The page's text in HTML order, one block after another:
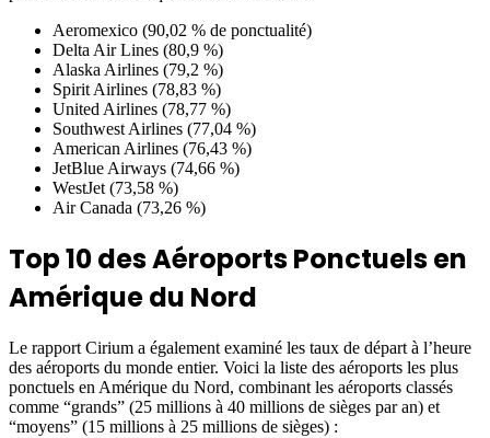
Aeromexico (90,02 % de ponctualité)
Delta Air Lines (80,9 %)
Alaska Airlines (79,2 %)
Spirit Airlines (78,83 %)
United Airlines (78,77 %)
Southwest Airlines (77,04 %)
American Airlines (76,43 %)
JetBlue Airways (74,66 %)
WestJet (73,58 %)
Air Canada (73,26 %)
Top 10 des Aéroports Ponctuels en
Amérique du Nord
Le rapport Cirium a également examiné les taux de départ à l’heure
des aéroports du monde entier. Voici la liste des aéroports les plus
ponctuels en Amérique du Nord, combinant les aéroports classés
comme “grands” (25 millions à 40 millions de sièges par an) et
“moyens” (15 millions à 25 millions de sièges) :